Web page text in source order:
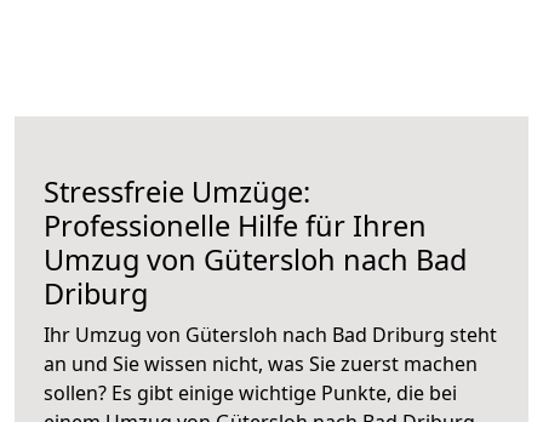
Stressfreie Umzüge:
Professionelle Hilfe für Ihren
Umzug von Gütersloh nach Bad
Driburg
Ihr Umzug von Gütersloh nach Bad Driburg steht
an und Sie wissen nicht, was Sie zuerst machen
sollen? Es gibt einige wichtige Punkte, die bei